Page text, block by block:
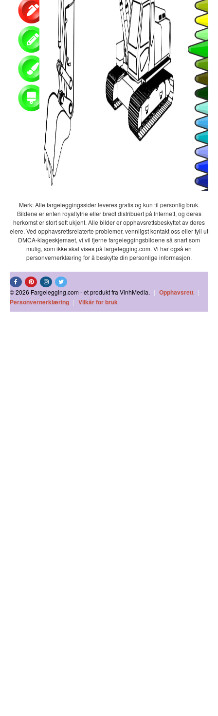
Merk: Alle fargeleggingssider leveres gratis og kun til personlig bruk.
Bildene er enten royaltyfrie eller bredt distribuert på Internett, og deres
herkomst er stort sett ukjent. Alle bilder er opphavsrettsbeskyttet av deres
eiere. Ved opphavsrettsrelaterte problemer, vennligst kontakt oss eller fyll ut
DMCA-klageskjemaet, vi vil fjerne fargeleggingsbildene så snart som
mulig, som ikke skal vises på fargelegging.com. Vi har også en
personvernerklæring for å beskytte din personlige informasjon.
© 2026 Fargelegging.com - et produkt fra VinhMedia. | Opphavsrett |
Personvernerklæring | Vilkår for bruk